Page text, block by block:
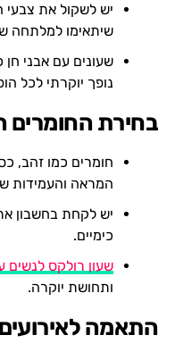
יש לשקול את צבעי
שיתאימו למלתחה
שעונים עם אבני חן
נופך יוקרתי לכל
בחירת החומרים
חומרים כמו זהב,
המראה והעמידות
יש לקחת בחשבון
כימיים.
שעון רולקס לנשים
ותחושת יוקרה.
התאמה